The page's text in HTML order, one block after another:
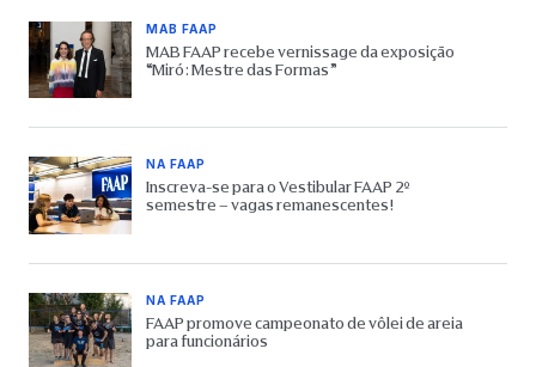
MAB FAAP
MAB FAAP recebe vernissage da exposição
“Miró: Mestre das Formas”
NA FAAP
Inscreva-se para o Vestibular FAAP 2º
semestre – vagas remanescentes!
NA FAAP
FAAP promove campeonato de vôlei de areia
para funcionários